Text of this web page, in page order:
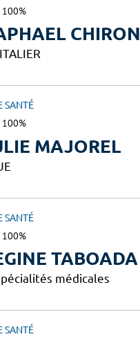
100%
CHIRON
SANTÉ
100%
MAJOREL
SANTÉ
100%
TABOADA
médicales
SANTÉ